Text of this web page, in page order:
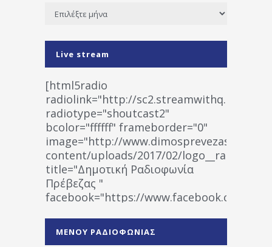
Ιστορικό
Live stream
[html5radio
radiolink="http://
radiotype="shoutcast2"
bcolor="ffffff" frameborder="0"
image="http://www.dimosprevezas.gr/wp-
content/uploads/2017/02/
title="Δημοτική Ραδιοφωνία
Πρέβεζας "
facebook="https://www.facebook.com/
1531194763766854/" artist="" ]
ΜΕΝΟΥ ΡΑΔΙΟΦΩΝΙΑΣ